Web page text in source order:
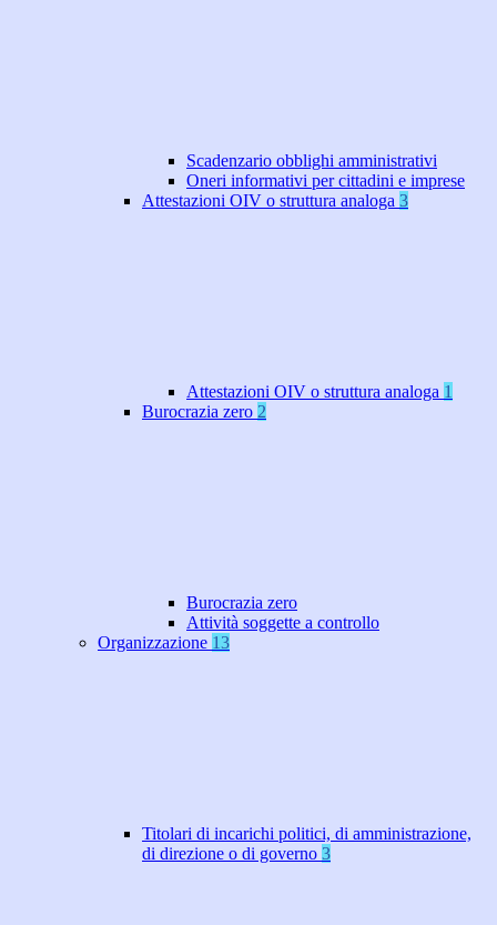
Scadenzario obblighi amministrativi
Oneri informativi per cittadini e imprese
Attestazioni OIV o struttura analoga 3
Attestazioni OIV o struttura analoga 1
Burocrazia zero 2
Burocrazia zero
Attività soggette a controllo
Organizzazione 13
Titolari di incarichi politici, di amministrazione,
di direzione o di governo 3